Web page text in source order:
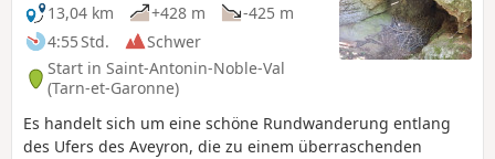
13,04 km
+428 m
-425 m
4:55 Std.
Schwer
Start in Saint-Antonin-Noble-Val
(Tarn-et-Garonne)
Es handelt sich um eine schöne Rundwanderung entlang
des Ufers des Aveyron, die zu einem überraschenden